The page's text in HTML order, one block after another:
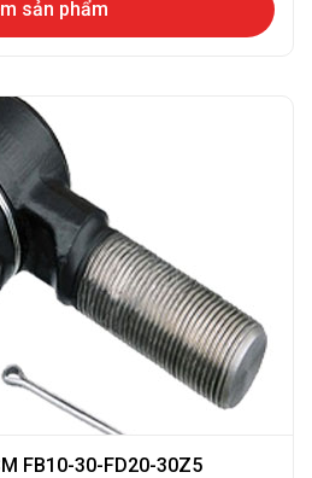
sản phẩm
FB10-30-FD20-30Z5